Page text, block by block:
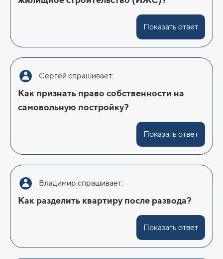
Показать ответ
Сергей спрашивает:
Как признать право собственности на
самовольную постройку?
Показать ответ
Владимир спрашивает:
Как разделить квартиру после развода?
Показать ответ